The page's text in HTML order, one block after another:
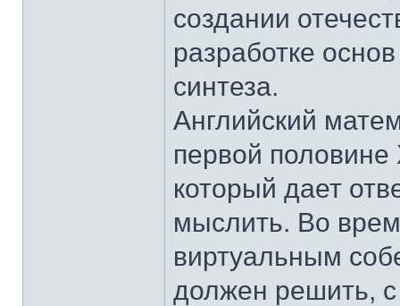
создании
разработке
синтеза.
Английский
первой
который дает
мыслить. Во
виртуальным
должен решить, с